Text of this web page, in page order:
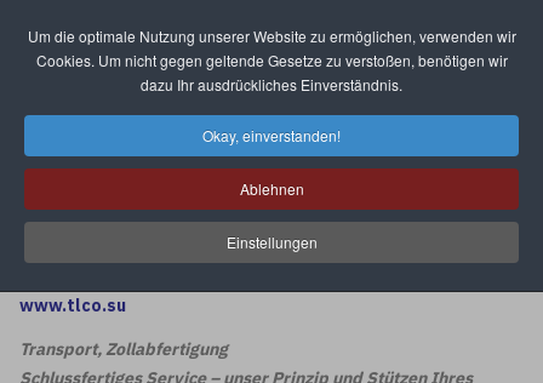
Um die optimale Nutzung unserer Website zu ermöglichen, verwenden wir
Cookies. Um nicht gegen geltende Gesetze zu verstoßen, benötigen wir
dazu Ihr ausdrückliches Einverständnis.
Okay, einverstanden!
Ablehnen
Einstellungen
Select your language
www.tlco.su
Transport, Zollabfertigung
Schlussfertiges Service – unser Prinzip und Stützen Ihres